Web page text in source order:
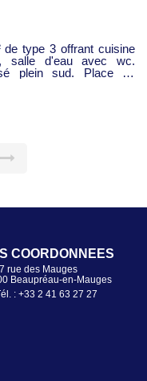
de type 3 offrant cuisine
salle d'eau avec wc.
plein sud. Place de
COORDONNÉES
rue des Mauges
Beaupréau-en-Mauges
: +33 2 41 63 27 27